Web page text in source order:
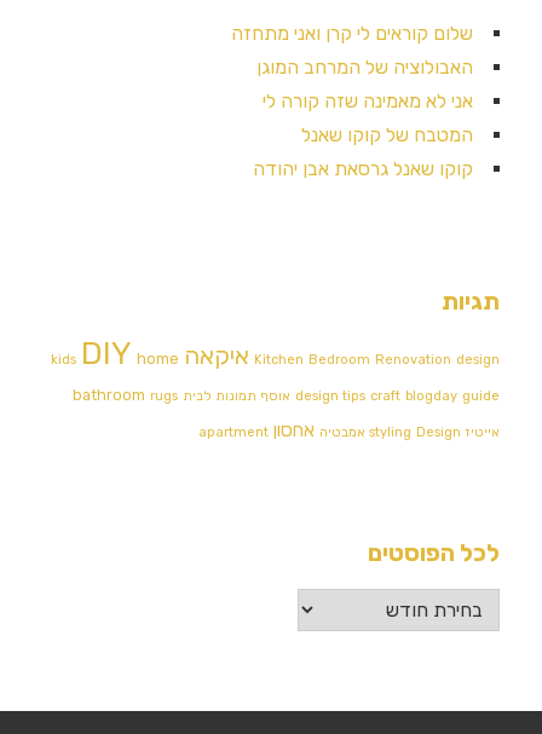
שלום קוראים לי קרן ואני מתחזה
האבולוציה של המרחב המוגן
אני לא מאמינה שזה קורה לי
המטבח של קוקו שאנל
קוקו שאנל גרסאת אבן יהודה
תגיות
Kitchen Bedroom Renovation design איקאה kids DIY home
design tips craft blogday guide אוסף תמונות לבית bathroom rugs
אייטיז styling Design אמבטיה אחסון apartment
לכל הפוסטים
לכל
הפוסטים